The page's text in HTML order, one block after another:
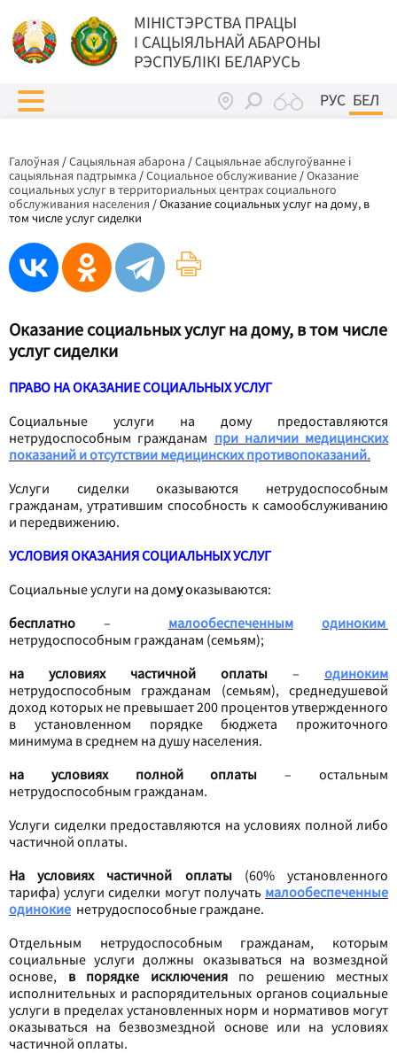
МIНIСТЭРСТВА ПРАЦЫ
I САЦЫЯЛЬНАЙ АБАРОНЫ
РЭСПУБЛІКІ БЕЛАРУСЬ
РУС БЕЛ
Галоўная /Сацыяльная абарона /Сацыяльнае абслугоўванне і
сацыяльная падтрымка /Социальное обслуживание /Оказание
социальных услуг в территориальных центрах социального
обслуживания населения /Оказание социальных услуг на дому, в
том числе услуг сиделки
Оказание социальных услуг на дому, в том числе
услуг сиделки
ПРАВО НА ОКАЗАНИЕ СОЦИАЛЬНЫХ УСЛУГ
Социальные услуги на дому предоставляются
нетрудоспособным гражданам при наличии медицинских
показаний и отсутствии медицинских противопоказаний.
Услуги сиделки оказываются нетрудоспособным
гражданам, утратившим способность к самообслуживанию
и передвижению.
УСЛОВИЯ ОКАЗАНИЯ СОЦИАЛЬНЫХ УСЛУГ
Социальные услуги на домуоказываются:
бесплатно – малообеспеченным
одиноким
нетрудоспособным гражданам (семьям);
на условиях частичной оплаты – одиноким
нетрудоспособным гражданам (семьям), среднедушевой
доход которых не превышает 200 процентов утвержденного
в установленном порядке бюджета прожиточного
минимума в среднем на душу населения.
на условиях полной оплаты – остальным
нетрудоспособным гражданам.
Услуги сиделки предоставляются на условиях полной либо
частичной оплаты.
На условиях частичной оплаты(60% установленного
тарифа) услуги сиделки могут получать малообеспеченные
одинокие нетрудоспособные граждане.
Отдельным нетрудоспособным гражданам, которым
социальные услуги должны оказываться на возмездной
основе, в порядке исключенияпо решению местных
исполнительных и распорядительных органов социальные
услуги в пределах установленных норм и нормативов могут
оказываться на безвозмездной основе или на условиях
частичной оплаты.